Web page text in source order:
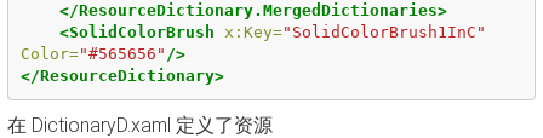
</ResourceDictionary.MergedDictionaries>
<SolidColorBrush x:Key="SolidColorBrush1InC"
Color="#565656" />
</ResourceDictionary>
在 DictionaryD.xaml 定义了资源